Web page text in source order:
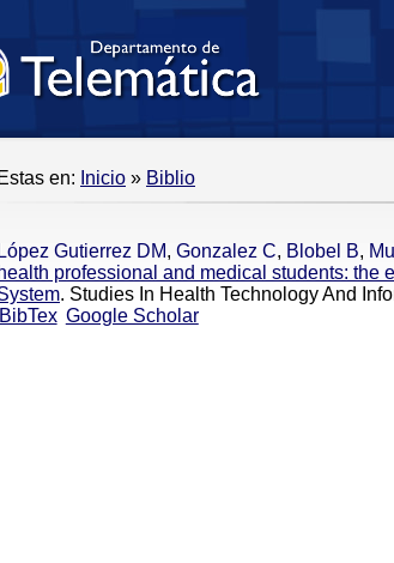
Estas en: Inicio » Biblio
López Gutierrez DM, Gonzalez C, Blobel B,
health professional and medical students: the
. Studies In Health Technology And
BibTex Google Scholar